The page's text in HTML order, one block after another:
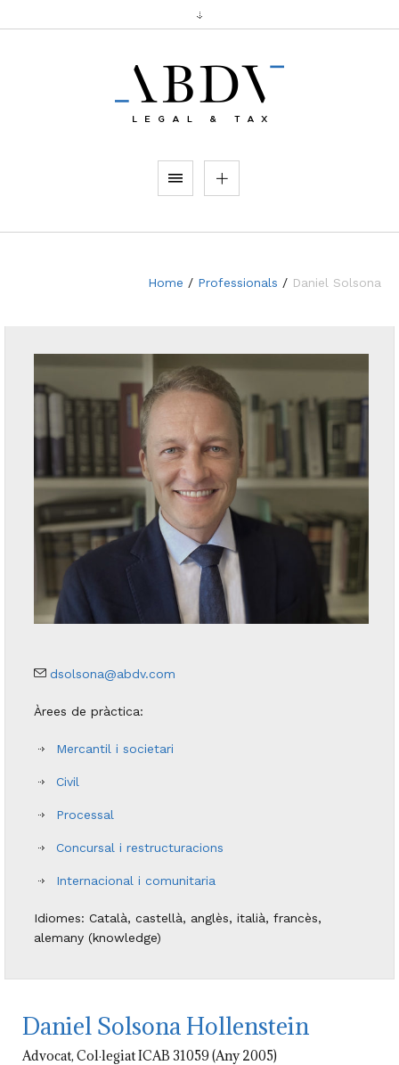
Home / Professionals / Daniel Solsona
dsolsona@abdv.com
Àrees de pràctica:
Mercantil i societari
Civil
Processal
Concursal i restructuracions
Internacional i comunitaria
Idiomes: Català, castellà, anglès, italià, francès,
alemany (knowledge)
Daniel Solsona Hollenstein
Advocat, Col·legiat ICAB 31059 (Any 2005)